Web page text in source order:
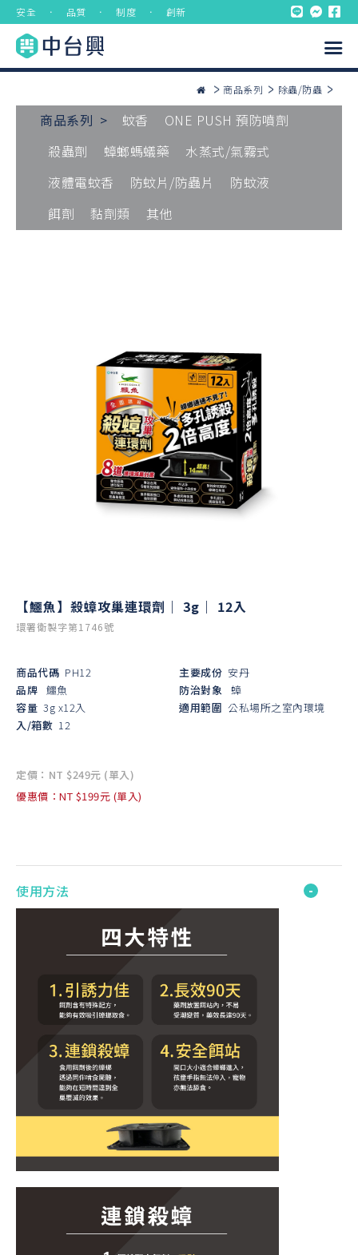
安全 ． 品質 ． 制度 ． 創新
商品系列 除蟲/防蟲
商品系列 > 蚊香
ONE PUSH 預防噴劑
殺蟲劑
蟑螂螞蟻藥
水蒸式/氣霧式
液體電蚊香
防蚊片/防蟲片
防蚊液
餌劑
黏劑類 其他
【鱷魚】殺蟑攻巢連環劑｜ 3g｜ 12入
環署衛製字第1746號
商品代碼 PH12
品牌 鱷魚
容量 3g x12入
入/箱數 12
主要成份 安丹
防治對象 蟑
適用範圍 公私場所之室內環境
定價：NT $249元 (單入)
優惠價：NT $199元 (單入)
使用方法